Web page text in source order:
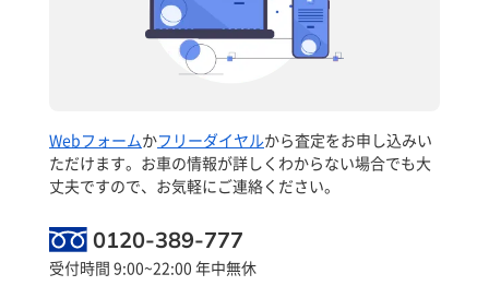
Webフォームかフリーダイヤルから査定をお申し込みい
ただけます。お車の情報が詳しくわからない場合でも大
丈夫ですので、お気軽にご連絡ください。
0120-389-777
受付時間 9:00~22:00 年中無休